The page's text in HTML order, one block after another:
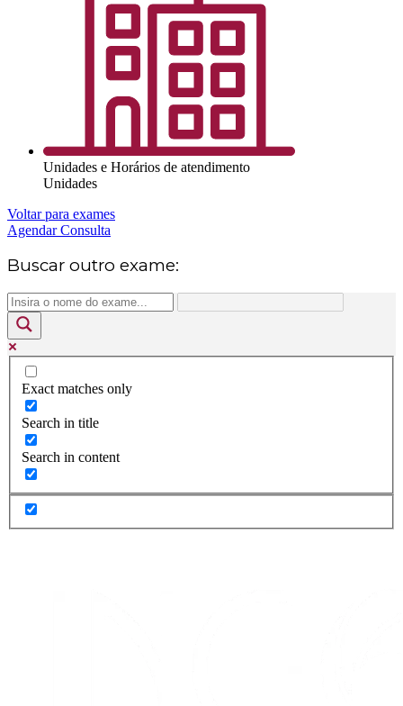
Unidades e Horários de atendimento
Unidades
Voltar para exames
Agendar Consulta
Buscar outro exame:
Exact matches only
Search in title
Search in content